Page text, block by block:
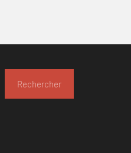
Rechercher